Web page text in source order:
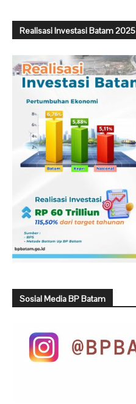
Realisasi Investasi Batam 2025
Sosial Media BP Batam